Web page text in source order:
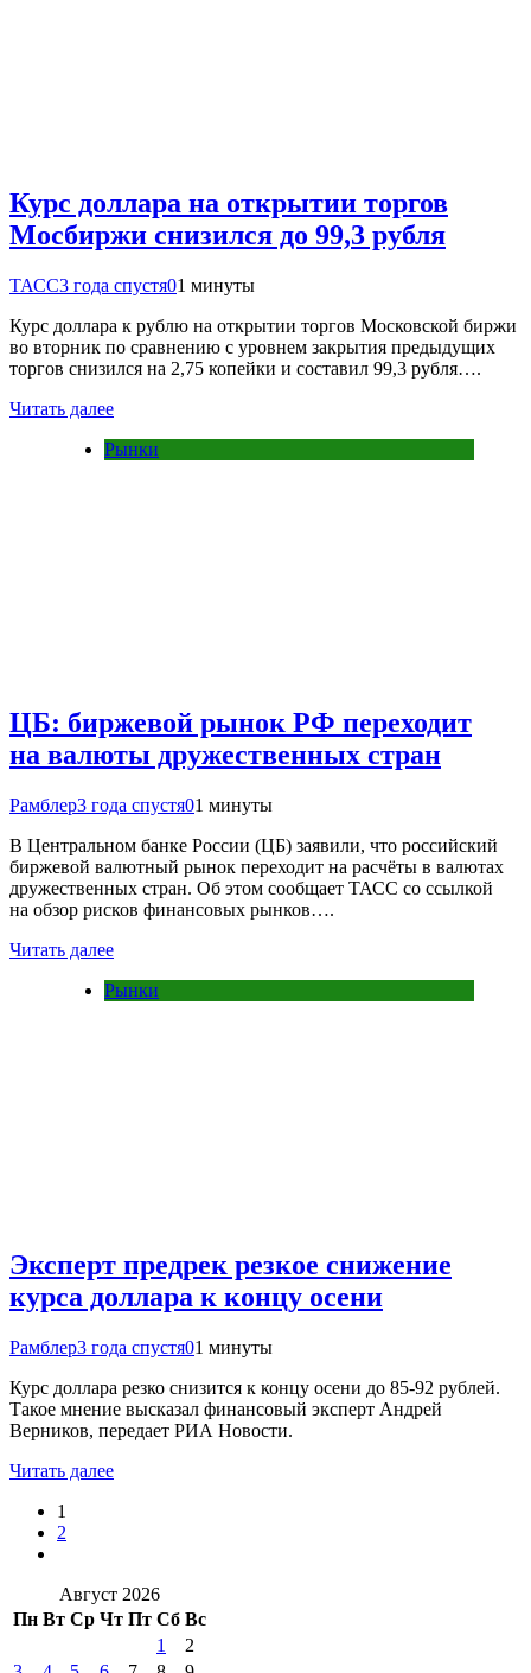
Курс доллара на открытии торгов
Мосбиржи снизился до 99,3 рубля
ТАСС3 года спустя01 минуты
Курс доллара к рублю на открытии торгов Московской биржи
во вторник по сравнению с уровнем закрытия предыдущих
торгов снизился на 2,75 копейки и составил 99,3 рубля….
Читать далее
Рынки
ЦБ: биржевой рынок РФ переходит
на валюты дружественных стран
Рамблер3 года спустя01 минуты
В Центральном банке России (ЦБ) заявили, что российский
биржевой валютный рынок переходит на расчёты в валютах
дружественных стран. Об этом сообщает ТАСС со ссылкой
на обзор рисков финансовых рынков….
Читать далее
Рынки
Эксперт предрек резкое снижение
курса доллара к концу осени
Рамблер3 года спустя01 минуты
Курс доллара резко снизится к концу осени до 85-92 рублей.
Такое мнение высказал финансовый эксперт Андрей
Верников, передает РИА Новости.
Читать далее
1
2
Август 2026
Пн Вт Ср Чт Пт Сб Вс
1
2